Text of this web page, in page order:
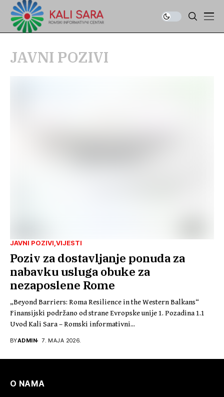
JAVNI POZIVI
JAVNI POZIVI VIJESTI
Poziv za dostavljanje ponuda za
nabavku usluga obuke za
nezaposlene Rome
„Beyond Barriers: Roma Resilience in the Western Balkans“
Finansijski podržano od strane Evropske unije 1. Pozadina 1.1
Uvod Kali Sara – Romski informativni...
BYADMIN 7. MAJA 2026.
O NAMA